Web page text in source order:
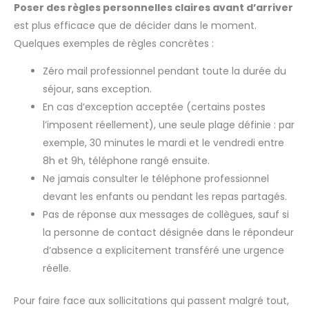
Poser des règles personnelles claires avant d’arriver
est plus efficace que de décider dans le moment.
Quelques exemples de règles concrètes :
Zéro mail professionnel pendant toute la durée du
séjour, sans exception.
En cas d’exception acceptée (certains postes
l’imposent réellement), une seule plage définie : par
exemple, 30 minutes le mardi et le vendredi entre
8h et 9h, téléphone rangé ensuite.
Ne jamais consulter le téléphone professionnel
devant les enfants ou pendant les repas partagés.
Pas de réponse aux messages de collègues, sauf si
la personne de contact désignée dans le répondeur
d’absence a explicitement transféré une urgence
réelle.
Pour faire face aux sollicitations qui passent malgré tout,